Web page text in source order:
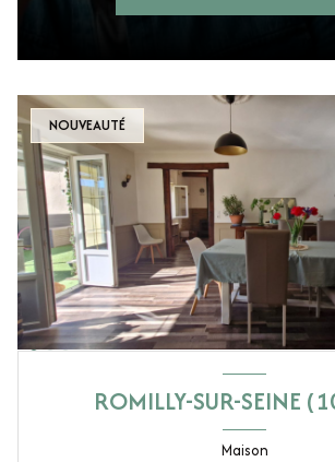
NOUVEAUTÉ
ROMILLY-SUR-SEINE
Maison